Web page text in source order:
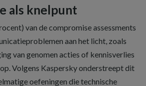
als knelpunt
van de compromise assessments
aan het licht, zoals
van genomen acties of kennisverlies
Volgens Kaspersky onderstreept dit
oefeningen die technische